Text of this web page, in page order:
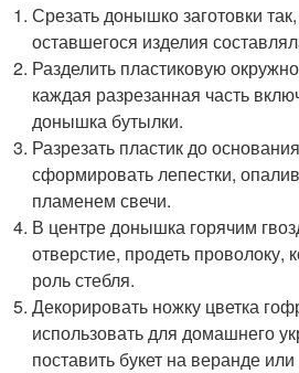
Срезать донышко заготовки
оставшегося изделия
Разделить пластиковую
каждая разрезанная часть
донышка бутылки.
Разрезать пластик до
сформировать лепестки,
пламенем свечи.
В центре донышка горячим
отверстие, продеть проволоку,
роль стебля.
Декорировать ножку цветка
использовать для домашнего
поставить букет на веранде